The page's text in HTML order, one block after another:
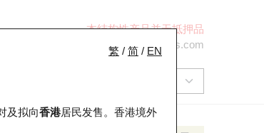
本结构性产品并无抵押品
ol-hkwarrants@ubs.com
繁 / 简 / EN
及拟向香港居民发售。香港境外